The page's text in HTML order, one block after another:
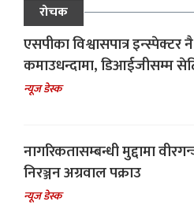
रोचक
एसपीका विश्वासपात्र इन्स्पेक्टर नै
कमाउधन्दामा, डिआईजीसम्म
न्यूज डेस्क
नागरिकतासम्बन्धी मुद्दामा
निरञ्जन अग्रवाल पक्राउ
न्यूज डेस्क